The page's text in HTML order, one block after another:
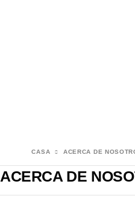
CASA ACERCA DE
ACERCA DE